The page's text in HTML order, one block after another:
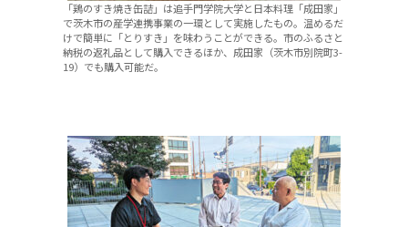
「鶏のすき焼き缶詰」は追手門学院大学と日本料理「成田家」
で茨木市の産学連携事業の一環として実施したもの。温めるだ
けで簡単に「とりすき」を味わうことができる。市のふるさと
納税の返礼品として購入できるほか、成田家（茨木市別院町3-
19）でも購入可能だ。